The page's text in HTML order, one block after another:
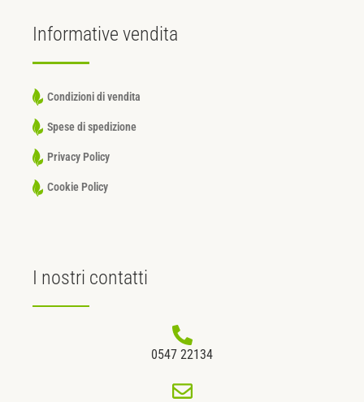
Informative vendita
Condizioni di vendita
Spese di spedizione
Privacy Policy
Cookie Policy
I nostri contatti
0547 22134